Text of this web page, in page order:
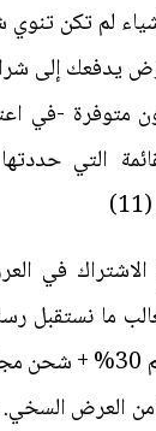
لم تكن
يدفعك إلى
متوفرة -في
التي
في
ما نستقبل
"اليوم فقط! خصم
من العرض السخي.